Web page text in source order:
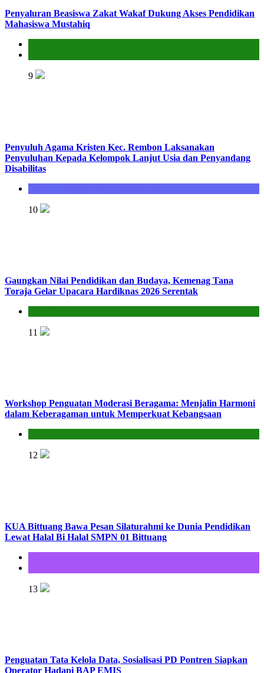
Penyaluran Beasiswa Zakat Wakaf Dukung Akses Pendidikan
Mahasiswa Mustahiq
9
Penyuluh Agama Kristen Kec. Rembon Laksanakan
Penyuluhan Kepada Kelompok Lanjut Usia dan Penyandang
Disabilitas
10
Gaungkan Nilai Pendidikan dan Budaya, Kemenag Tana
Toraja Gelar Upacara Hardiknas 2026 Serentak
11
Workshop Penguatan Moderasi Beragama: Menjalin Harmoni
dalam Keberagaman untuk Memperkuat Kebangsaan
12
KUA Bittuang Bawa Pesan Silaturahmi ke Dunia Pendidikan
Lewat Halal Bi Halal SMPN 01 Bittuang
13
Penguatan Tata Kelola Data, Sosialisasi PD Pontren Siapkan
Operator Hadapi BAP EMIS